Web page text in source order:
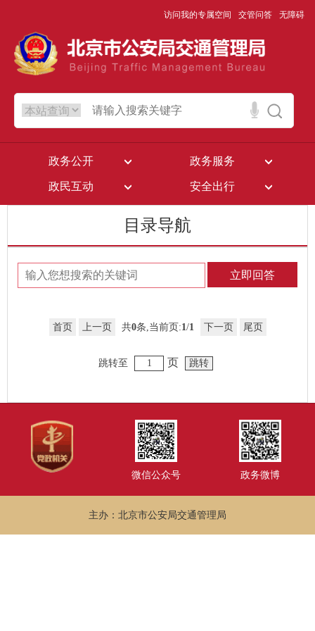
访问我的专属空间 交管问答 无障碍
政务公开 政务服务
政民互动 安全出行
目录导航
首页 上一页 共0条,当前页:1 /1 下一页 尾页
跳转至 页
微信公众号 政务微博
主办：北京市公安局交通管理局